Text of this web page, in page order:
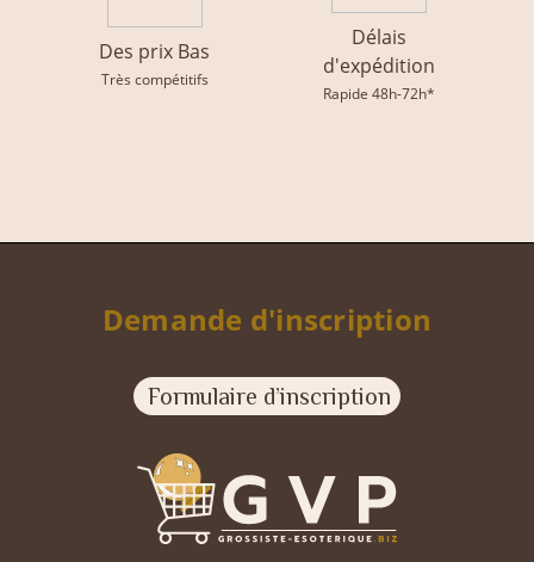
Des prix Bas
Très compétitifs
Délais
d'expédition
Rapide 48h-72h*
Demande d'inscription
Formulaire d’inscription